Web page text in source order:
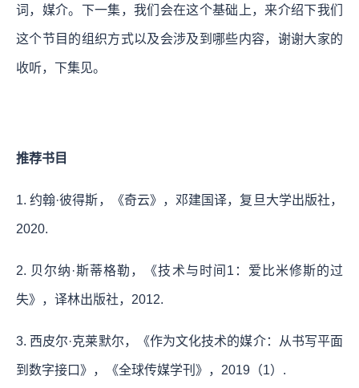
词，媒介。下一集，我们会在这个基础上，来介绍下我们
这个节目的组织方式以及会涉及到哪些内容，谢谢大家的
收听，下集见。
推荐书目
1. 约翰·彼得斯，《奇云》，邓建国译，复旦大学出版社，
2020.
2. 贝尔纳·斯蒂格勒，《技术与时间1：爱比米修斯的过
失》，译林出版社，2012.
3. 西皮尔·克莱默尔，《作为文化技术的媒介：从书写平面
到数字接口》，《全球传媒学刊》，2019（1）.